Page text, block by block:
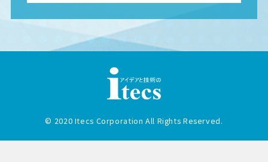
© 2020 Itecs Corporation All Rights Reserved.